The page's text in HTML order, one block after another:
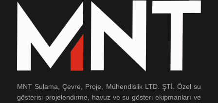
MNT Sulama, Çevre, Proje, Mühendislik LTD. ŞTİ. Özel su
gösterisi projelendirme, havuz ve su gösteri ekipmanları ve